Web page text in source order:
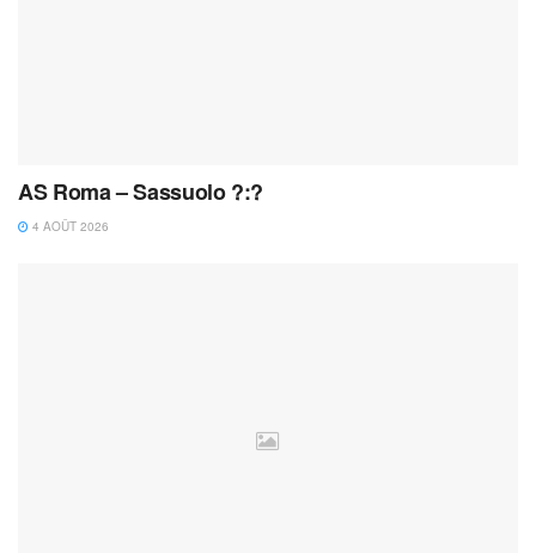
AS Roma – Sassuolo ?:?
4 AOÛT 2026